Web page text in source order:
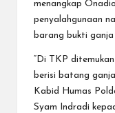
menangkap
penyalahgunaan
barang bukti ganja
“Di TKP
berisi batang
Kabid Humas
Syam Indradi